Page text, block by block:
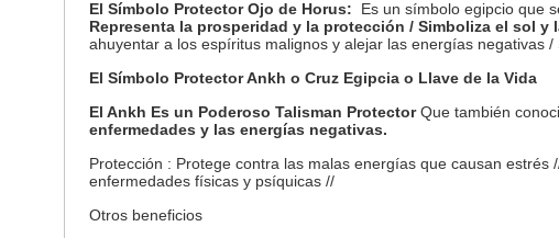
El Símbolo Protector Ojo de Horus: Es un símbolo egipcio que
Representa la prosperidad y la protección / Simboliza el sol y
ahuyentar a los espíritus malignos y alejar las energías negativas
El Símbolo Protector Ankh o Cruz Egipcia o Llave de la Vida
El Ankh Es un Poderoso Talisman ProtectorQue también
enfermedades y las energías negativas.
Protección : Protege contra las malas energías que causan
enfermedades físicas y psíquicas //
Otros beneficios